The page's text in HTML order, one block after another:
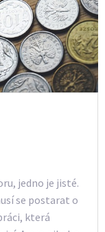
jedno je jisté.
se postarat o
která